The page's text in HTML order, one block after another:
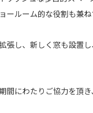
ルーム的な役割も兼ね
し、新しく窓も設置し
にわたりご協力を頂き